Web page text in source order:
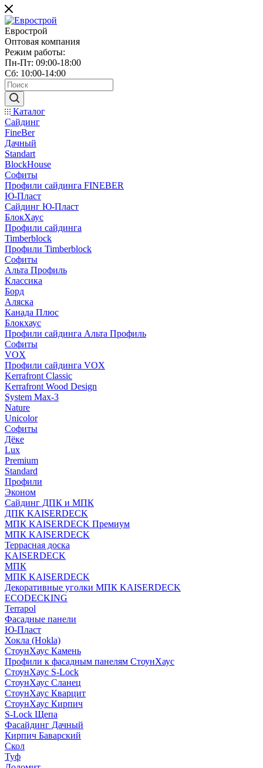
Еврострой
Оптовая компания
Режим работы:
Пн-Пт: 09:00-18:00
Сб: 10:00-14:00
Каталог
Сайдинг
FineBer
Дачный
Standart
BlockHouse
Софиты
Профили сайдинга FINEBER
Ю-Пласт
Сайдинг Ю-Пласт
БлокХаус
Профили сайдинга
Timberblock
Профили Timberblock
Софиты
Альта Профиль
Классика
Борд
Аляска
Канада Плюс
Блокхаус
Профили сайдинга Альта Профиль
Софиты
VOX
Профили сайдинга VOX
Kerrafront Classic
Kerrafront Wood Design
System Max-3
Nature
Unicolor
Софиты
Дёке
Lux
Premium
Standard
Профили
Эконом
Сайдинг ДПК и МПК
ДПК KAISERDECK
МПК KAISERDECK Премиум
МПК KAISERDECK
Террасная доска
KAISERDECK
МПК
МПК KAISERDECK
Декоративные уголки МПК KAISERDECK
ECODECKING
Terrapol
Фасадные панели
Ю-Пласт
Хокла (Hokla)
СтоунХаус Камень
Профили к фасадным панелям СтоунХаус
СтоунХаус S-Lock
СтоунХаус Сланец
СтоунХаус Кварцит
СтоунХаус Кирпич
S-Lock Щепа
Фасайдинг Дачный
Кирпич Баварский
Скол
Туф